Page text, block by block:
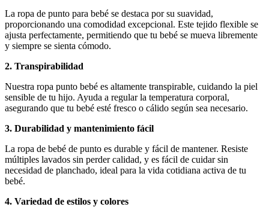
La ropa de punto para bebé se destaca por su suavidad,
proporcionando una comodidad excepcional. Este tejido flexible se
ajusta perfectamente, permitiendo que tu bebé se mueva libremente
y siempre se sienta cómodo.
2. Transpirabilidad
Nuestra ropa punto bebé es altamente transpirable, cuidando la piel
sensible de tu hijo. Ayuda a regular la temperatura corporal,
asegurando que tu bebé esté fresco o cálido según sea necesario.
3. Durabilidad y mantenimiento fácil
La ropa de bebé de punto es durable y fácil de mantener. Resiste
múltiples lavados sin perder calidad, y es fácil de cuidar sin
necesidad de planchado, ideal para la vida cotidiana activa de tu
bebé.
4. Variedad de estilos y colores